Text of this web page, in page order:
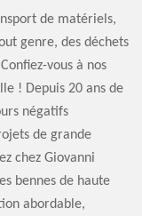
de matériels,
genre, des déchets
vous à nos
! Depuis 20 ans de
négatifs
de grande
chez Giovanni
bennes de haute
abordable,